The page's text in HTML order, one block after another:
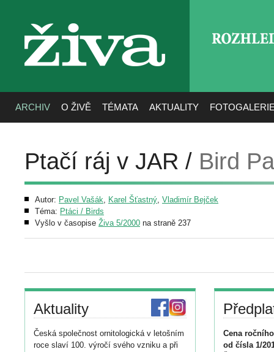
živa
ARCHIV O ŽIVĚ TÉMATA AKTUALITY
Ptačí ráj v JAR / Bird
Autor: Pavel Vašák, Karel Šťastný, Vladimír Bejček
Téma: Ptáci / Birds
Vyšlo v časopise Živa 5/2000 na straně 237
Aktuality
Česká společnost ornitologická v letošním
roce slaví 100. výročí svého vzniku a při
Cena
od čísla 1/